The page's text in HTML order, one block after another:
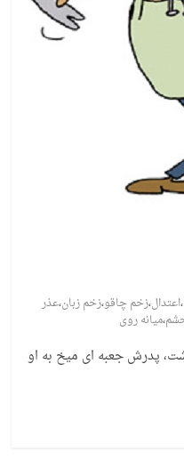
،اعتدال،زخم چاقو،زخم زبان،عذر
،میانه روی
پدرش جعبه ای میخ به او